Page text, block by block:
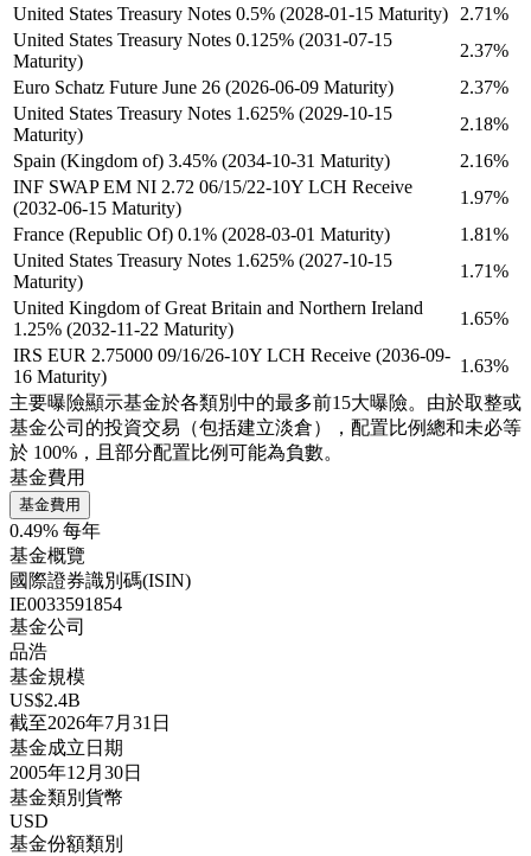
United States Treasury Notes 0.5% (2028-01-15 Maturity) 2.71%
United States Treasury Notes 0.125% (2031-07-15
Maturity)
2.37%
Euro Schatz Future June 26 (2026-06-09 Maturity)
2.37%
United States Treasury Notes 1.625% (2029-10-15
Maturity)
2.18%
Spain (Kingdom of) 3.45% (2034-10-31 Maturity)
2.16%
INF SWAP EM NI 2.72 06/15/22-10Y LCH Receive
(2032-06-15 Maturity)
1.97%
France (Republic Of) 0.1% (2028-03-01 Maturity)
1.81%
United States Treasury Notes 1.625% (2027-10-15
Maturity)
1.71%
United Kingdom of Great Britain and Northern Ireland
1.25% (2032-11-22 Maturity)
1.65%
IRS EUR 2.75000 09/16/26-10Y LCH Receive (2036-09-
16 Maturity)
1.63%
主要曝險顯示基金於各類別中的最多前15大曝險。由於取整或
基金公司的投資交易（包括建立淡倉），配置比例總和未必等
於 100%，且部分配置比例可能為負數。
基金費用
基金費用
0.49% 每年
基金概覽
國際證券識別碼(ISIN)
IE0033591854
基金公司
品浩
基金規模
US$2.4B
截至2026年7月31日
基金成立日期
2005年12月30日
基金類別貨幣
USD
基金份額類別